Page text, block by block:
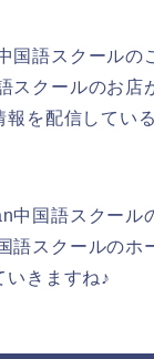
国語スクールの
スクールのお店
報を配信してい
中国語スクール
語スクールのホ
いきますね♪